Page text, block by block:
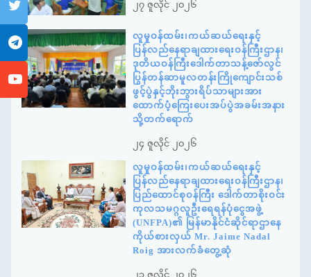
၂၇ ဇူလိုင် ၂၀၂၆
လူမှုဝန်ထမ်း၊ကယ်ဆယ်ရေးနှင့်
ပြန်လည်နေရာချထားရေးဝန်ကြီးဌာန၊
ဒုတိယဝန်ကြီးဒေါက်တာသန့်ဇော်လွင်
ပြွန်တန်ဆာမူလတန်းကြိုကျောင်းသစ်
ဖွင့်ပွဲနှင့်ဘိုးဘွားရိပ်သာများအား
ထောက်ပံ့ကြေးပေးအပ်ပွဲအခမ်းအနား
သို့တက်ရောက်
၂၄ ဇူလိုင် ၂၀၂၆
လူမှုဝန်ထမ်း၊ကယ်ဆယ်ရေးနှင့်
ပြန်လည်နေရာချထားရေးဝန်ကြီးဌာန၊
ပြည်ထောင်စုဝန်ကြီး ဒေါက်တာစိုးဝင်း
ကုလသမဂ္ဂလူဦးရေရန်ပုံငွေအဖွဲ့
(UNFPA)၏ မြန်မာနိုင်ငံဆိုင်ရာဌာနေ
ကိုယ်စားလှယ် Mr. Jaime Nadal
Roig အားလက်ခံတွေ့ဆုံ
၂၃ ဇူလိုင် ၂၀၂၆